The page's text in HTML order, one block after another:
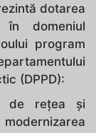
dotarea
domeniul
program
(DPPD):
de rețea și